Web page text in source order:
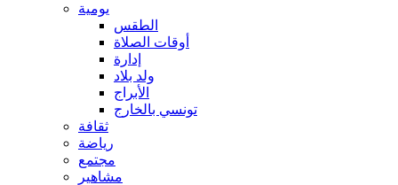
يومية
الطقس
أوقات الصلاة
إدارة
ولد بلاد
الأبراج
تونسي بالخارج
ثقافة
رياضة
مجتمع
مشاهير